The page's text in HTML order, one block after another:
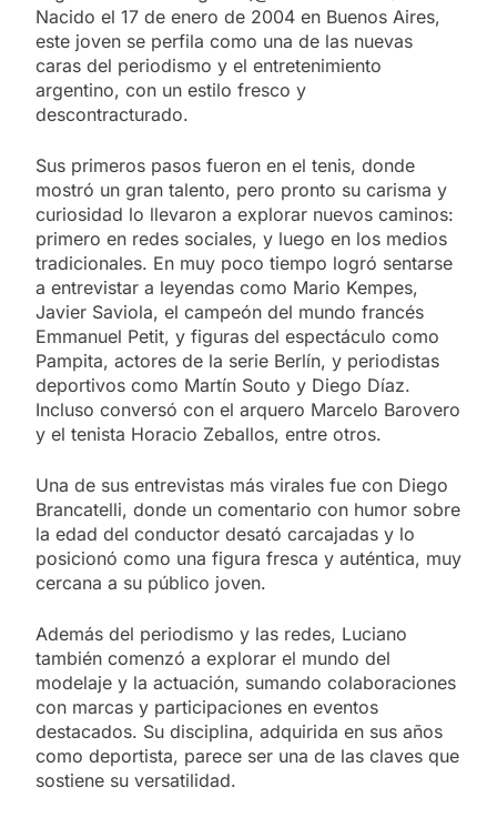
Nacido el 17 de enero de 2004 en Buenos Aires,
este joven se perfila como una de las nuevas
caras del periodismo y el entretenimiento
argentino, con un estilo fresco y
descontracturado.
Sus primeros pasos fueron en el tenis, donde
mostró un gran talento, pero pronto su carisma y
curiosidad lo llevaron a explorar nuevos caminos:
primero en redes sociales, y luego en los medios
tradicionales. En muy poco tiempo logró sentarse
a entrevistar a leyendas como Mario Kempes,
Javier Saviola, el campeón del mundo francés
Emmanuel Petit, y figuras del espectáculo como
Pampita, actores de la serie Berlín, y periodistas
deportivos como Martín Souto y Diego Díaz.
Incluso conversó con el arquero Marcelo Barovero
y el tenista Horacio Zeballos, entre otros.
Una de sus entrevistas más virales fue con Diego
Brancatelli, donde un comentario con humor sobre
la edad del conductor desató carcajadas y lo
posicionó como una figura fresca y auténtica, muy
cercana a su público joven.
Además del periodismo y las redes, Luciano
también comenzó a explorar el mundo del
modelaje y la actuación, sumando colaboraciones
con marcas y participaciones en eventos
destacados. Su disciplina, adquirida en sus años
como deportista, parece ser una de las claves que
sostiene su versatilidad.